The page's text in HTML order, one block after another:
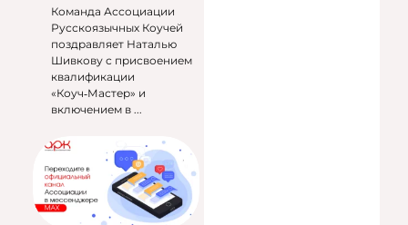
Команда Ассоциации
Русскоязычных Коучей
поздравляет Наталью
Шивкову с присвоением
квалификации
«Коуч‑Мастер» и
включением в ...